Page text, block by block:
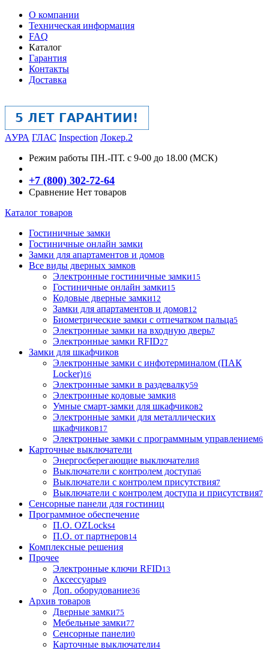
О компании
Техническая информация
FAQ
Каталог
Гарантия
Контакты
Доставка
АУРА ГЛАС Inspection Локер.2
Режим работы ПН.-ПТ. с 9-00 до 18.00 (МСК)
+7 (800) 302-72-64
Сравнение Нет товаров
Каталог товаров
Гостиничные замки
Гостиничные онлайн замки
Замки для апартаментов и домов
Все виды дверных замков
Электронные гостиничные замки15
Гостиничные онлайн замки15
Кодовые дверные замки12
Замки для апартаментов и домов12
Биометрические замки с отпечатком пальца5
Электронные замки на входную дверь7
Электронные замки RFID27
Замки для шкафчиков
Электронные замки с инфотерминалом (ПАК
Locker)16
Электронные замки в раздевалку59
Электронные кодовые замки8
Умные смарт-замки для шкафчиков2
Электронные замки для металлических
шкафчиков17
Электронные замки с программным управлением6
Карточные выключатели
Энергосберегающие выключатели8
Выключатели с контролем доступа6
Выключатели с контролем присутствия7
Выключатели с контролем доступа и присутствия7
Сенсорные панели для гостиниц
Программное обеспечение
П.О. OZLocks4
П.О. от партнеров14
Комплексные решения
Прочее
Электронные ключи RFID13
Аксессуары9
Доп. оборудование36
Архив товаров
Дверные замки75
Мебельные замки77
Сенсорные панели0
Карточные выключатели4